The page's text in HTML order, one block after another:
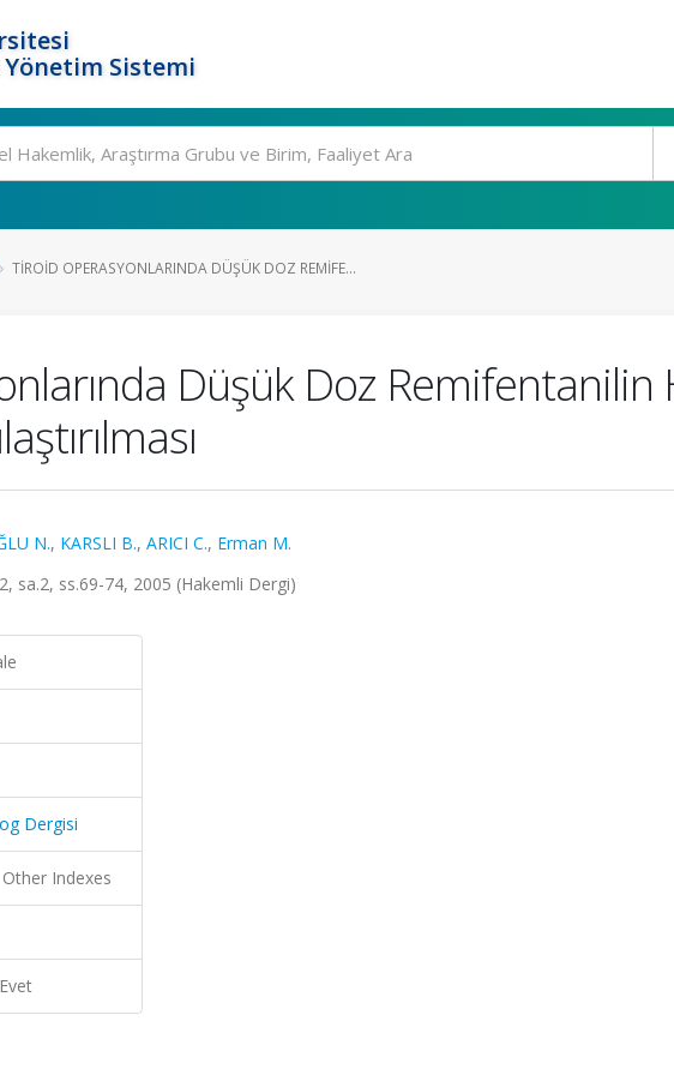
Sistemi
TIROID OPERASYONLARINDA DÜŞÜK DOZ REMIFE...
Düşük Doz
N., KARSLI B., ARICI C., Erman M.
sa.2, ss.69-74, 2005 (Hakemli Dergi)
Dergisi
Other Indexes
Evet